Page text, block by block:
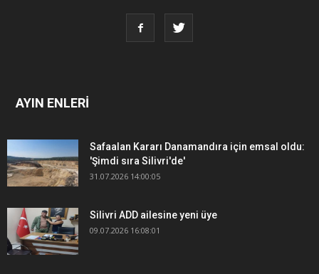
AYIN ENLERİ
Safaalan Kararı Danamandıra için emsal oldu:
'Şimdi sıra Silivri'de'
31.07.2026 14:00:05
Silivri ADD ailesine yeni üye
09.07.2026 16:08:01